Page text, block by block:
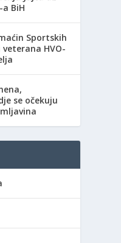
BiH
Sportskih
HVO-
se očekuju